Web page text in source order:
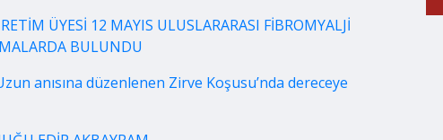
ÜYESİ 12 MAYIS ULUSLARARASI FİBROMYALJİ
BULUNDU
anısına düzenlenen Zirve Koşusu’nda dereceye